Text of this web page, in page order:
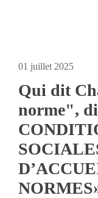
01 juillet 2025
Qui dit
norme",